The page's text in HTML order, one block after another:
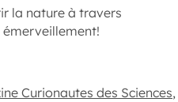
la nature à travers
émerveillement!
Curionautes des Sciences,